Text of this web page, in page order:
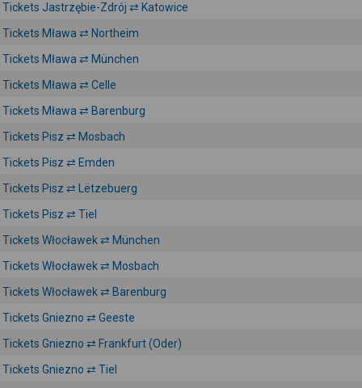
Tickets Jastrzębie-Zdrój ⇄ Katowice
Tickets Mława ⇄ Northeim
Tickets Mława ⇄ München
Tickets Mława ⇄ Celle
Tickets Mława ⇄ Barenburg
Tickets Pisz ⇄ Mosbach
Tickets Pisz ⇄ Emden
Tickets Pisz ⇄ Lëtzebuerg
Tickets Pisz ⇄ Tiel
Tickets Włocławek ⇄ München
Tickets Włocławek ⇄ Mosbach
Tickets Włocławek ⇄ Barenburg
Tickets Gniezno ⇄ Geeste
Tickets Gniezno ⇄ Frankfurt (Oder)
Tickets Gniezno ⇄ Tiel